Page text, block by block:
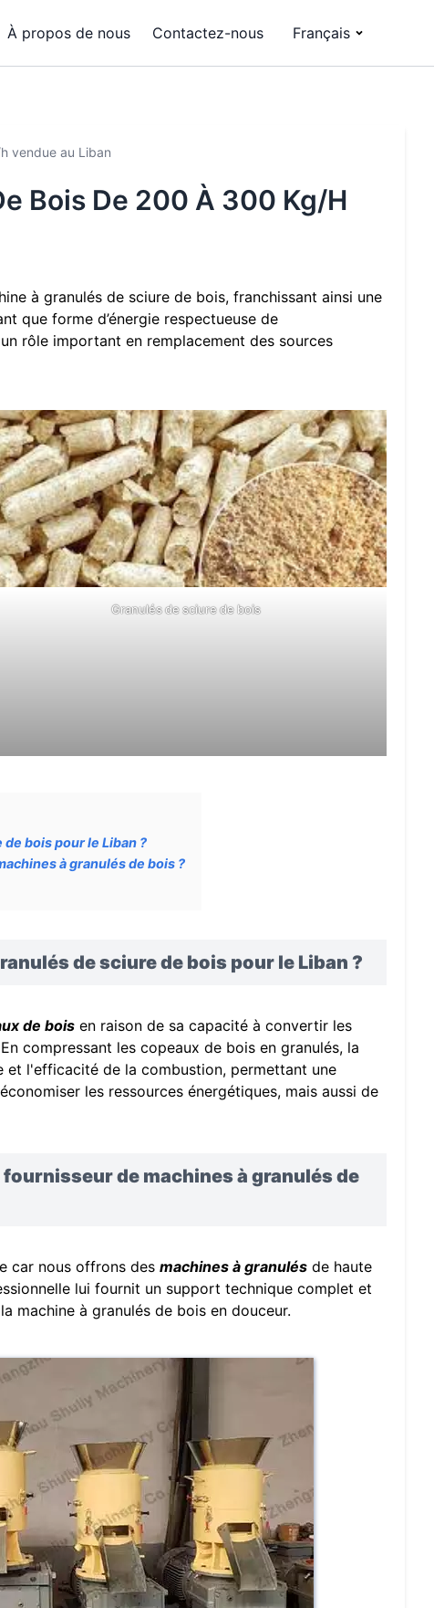
À propos de nous Contactez-nous Français
vendue au Liban
Bois De 200 À 300 Kg/h
à granulés de sciure de bois, franchissant ainsi une
que forme d’énergie respectueuse de
rôle important en remplacement des sources
Granulés de sciure de bois
bois pour le Liban ?
à granulés de bois ?
de sciure de bois pour le Liban ?
de bois en raison de sa capacité à convertir les
compressant les copeaux de bois en granulés, la
et l'efficacité de la combustion, permettant une
les ressources énergétiques, mais aussi de
de machines à granulés de
car nous offrons des machines à granulés de haute
lui fournit un support technique complet et
machine à granulés de bois en douceur.